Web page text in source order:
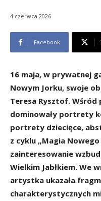
4 czerwca 2026
Facebook
16 maja, w prywatnej
Nowym Jorku, swoje
Teresa Rysztof. Wśród
dominowały portrety
portrety dziecięce,
z cyklu „Magia
zainteresowanie
Wielkim Jabłkiem. We
artystka ukazała
charakterystycznych